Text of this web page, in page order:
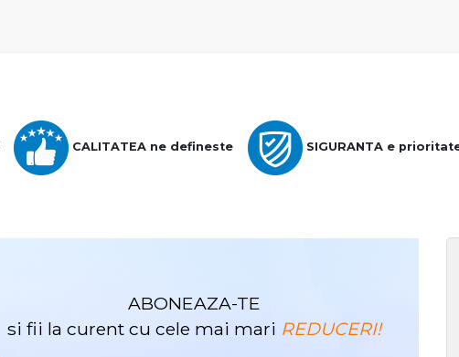
CALITATEA ne defineste SIGURANTA e
ABONEAZA-TE
si fii la curent cu cele mai mari REDUCERI!